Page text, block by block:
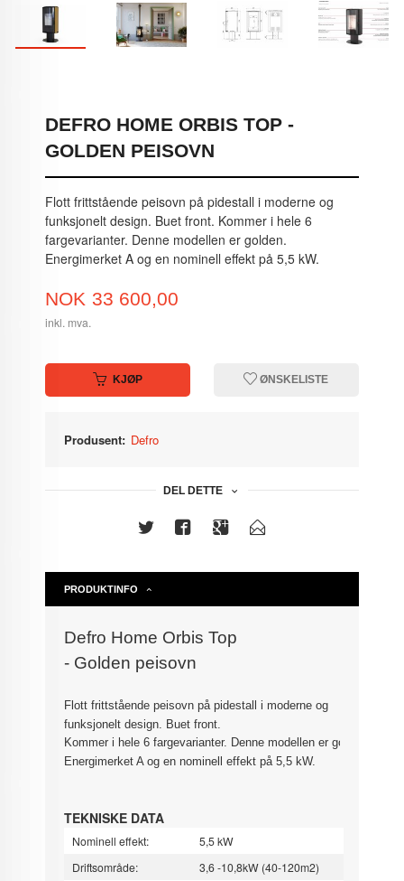
DEFRO HOME ORBIS TOP -
GOLDEN PEISOVN
Flott frittstående peisovn på pidestall i moderne og
funksjonelt design. Buet front. Kommer i hele 6
fargevarianter. Denne modellen er golden.
Energimerket A og en nominell effekt på 5,5 kW.
Pris
NOK 33 600,00
inkl. mva.
KJØP ØNSKELISTE
Produsent: Defro
DEL DETTE
PRODUKTINFO
Defro Home Orbis Top
- Golden peisovn
Flott frittstående peisovn på pidestall i moderne og
funksjonelt design. Buet front.
Kommer i hele 6 fargevarianter. Denne modellen er golden.
Energimerket A og en nominell effekt på 5,5 kW.
TEKNISKE DATA
Nominell effekt:
5,5 kW
Driftsområde:
3,6 -10,8kW (40-120m2)